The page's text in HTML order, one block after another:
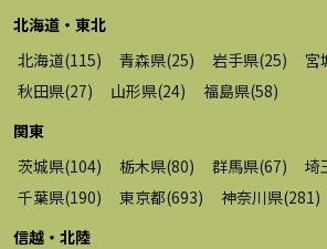
北海道・東北
北海道(115) 青森県(25) 岩手県(25) 宮
秋田県(27) 山形県(24) 福島県(58)
関東
茨城県(104) 栃木県(80) 群馬県(67) 埼
千葉県(190) 東京都(693) 神奈川県(281)
信越・北陸